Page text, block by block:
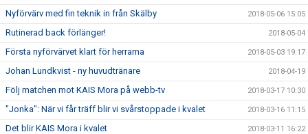
Nyförvärv med fin teknik in från Skälby 2018-05-06 15:05
Rutinerad back förlänger! 2018-05-04
Första nyförvärvet klart för herrarna 2018-05-03 19:17
Johan Lundkvist - ny huvudtränare 2018-04-19
Följ matchen mot KAIS Mora på webb-tv 2018-03-17 10:30
"Jonka": När vi får träff blir vi svårstoppade i kvalet 2018-03-16 11:15
Det blir KAIS Mora i kvalet 2018-03-11 16:22